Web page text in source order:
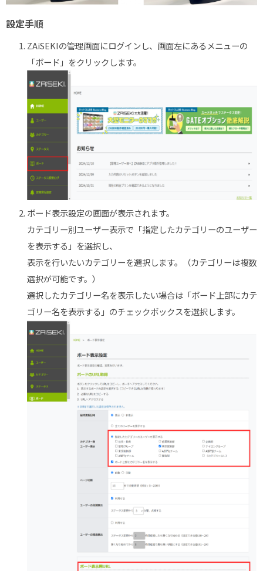
設定手順
ZAiSEKIの管理画面にログインし、画面左にあるメニューの
「ボード」をクリックします。
ボード表示設定の画面が表示されます。
カテゴリー別ユーザー表示で「指定したカテゴリーのユーザー
を表示する」を選択し、
表示を行いたいカテゴリーを選択します。（カテゴリーは複数
選択が可能です。）
選択したカテゴリー名を表示したい場合は「ボード上部にカテ
ゴリー名を表示する」のチェックボックスを選択します。